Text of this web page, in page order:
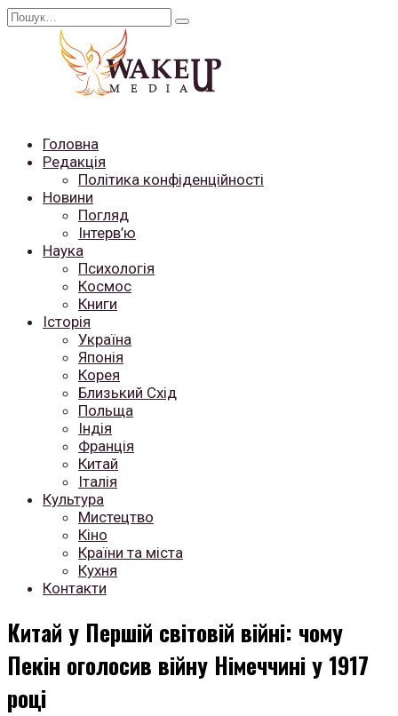
Перейти
Search
Головна
Редакція
Політика конфіденційності
Новини
Погляд
Інтерв’ю
Наука
Психологія
Космос
Книги
Історія
Україна
Японія
Корея
Близький Схід
Польща
Індія
Франція
Китай
Італія
Культура
Мистецтво
Кіно
Країни та міста
Кухня
Контакти
Китай у Першій світовій війні: чому
Пекін оголосив війну Німеччині у 1917
році